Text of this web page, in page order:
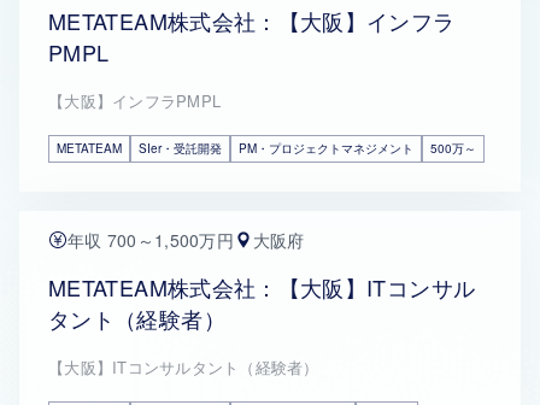
METATEAM株式会社：【大阪】インフラ
PMPL
【大阪】インフラPMPL
METATEAM SIer・受託開発 PM・プロジェクトマネジメント 500万～
年収 700～1,500万円 大阪府
METATEAM株式会社：【大阪】ITコンサル
タント（経験者）
【大阪】ITコンサルタント（経験者）